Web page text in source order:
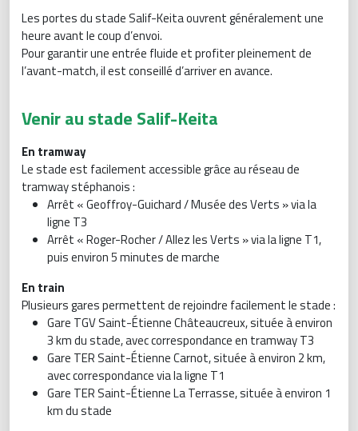
Les portes du stade Salif-Keita ouvrent généralement une
heure avant le coup d’envoi.
Pour garantir une entrée fluide et profiter pleinement de
l’avant-match, il est conseillé d’arriver en avance.
Venir au stade Salif-Keita
En tramway
Le stade est facilement accessible grâce au réseau de
tramway stéphanois :
Arrêt « Geoffroy-Guichard / Musée des Verts » via la
ligne T3
Arrêt « Roger-Rocher / Allez les Verts » via la ligne T1,
puis environ 5 minutes de marche
En train
Plusieurs gares permettent de rejoindre facilement le stade :
Gare TGV Saint-Étienne Châteaucreux, située à environ
3 km du stade, avec correspondance en tramway T3
Gare TER Saint-Étienne Carnot, située à environ 2 km,
avec correspondance via la ligne T1
Gare TER Saint-Étienne La Terrasse, située à environ 1
km du stade